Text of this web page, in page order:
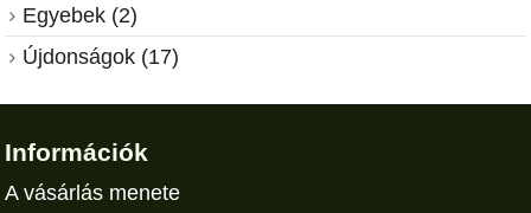
Egyebek (2)
Újdonságok (17)
Információk
A vásárlás menete